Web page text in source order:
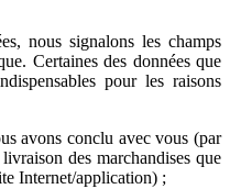
nous signalons les champs
Certaines des données que
pour les raisons
avons conclu avec vous (par
des marchandises que
Internet/application) ;